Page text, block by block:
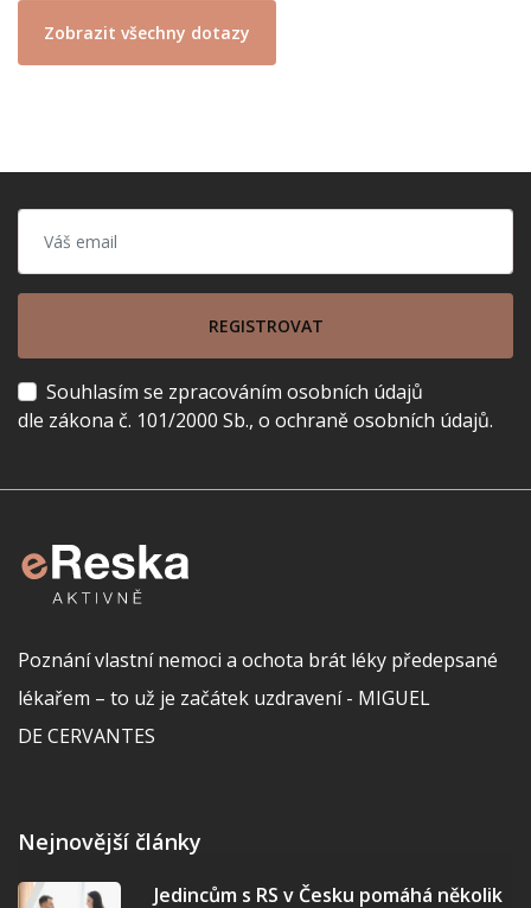
Zobrazit všechny dotazy
REGISTROVAT
Souhlasím se zpracováním osobních údajů
dle zákona č. 101/2000 Sb., o ochraně osobních údajů.
Poznání vlastní nemoci a ochota brát léky předepsané
lékařem – to už je začátek uzdravení - MIGUEL
DE CERVANTES
Nejnovější články
Jedincům s RS v Česku pomáhá několik